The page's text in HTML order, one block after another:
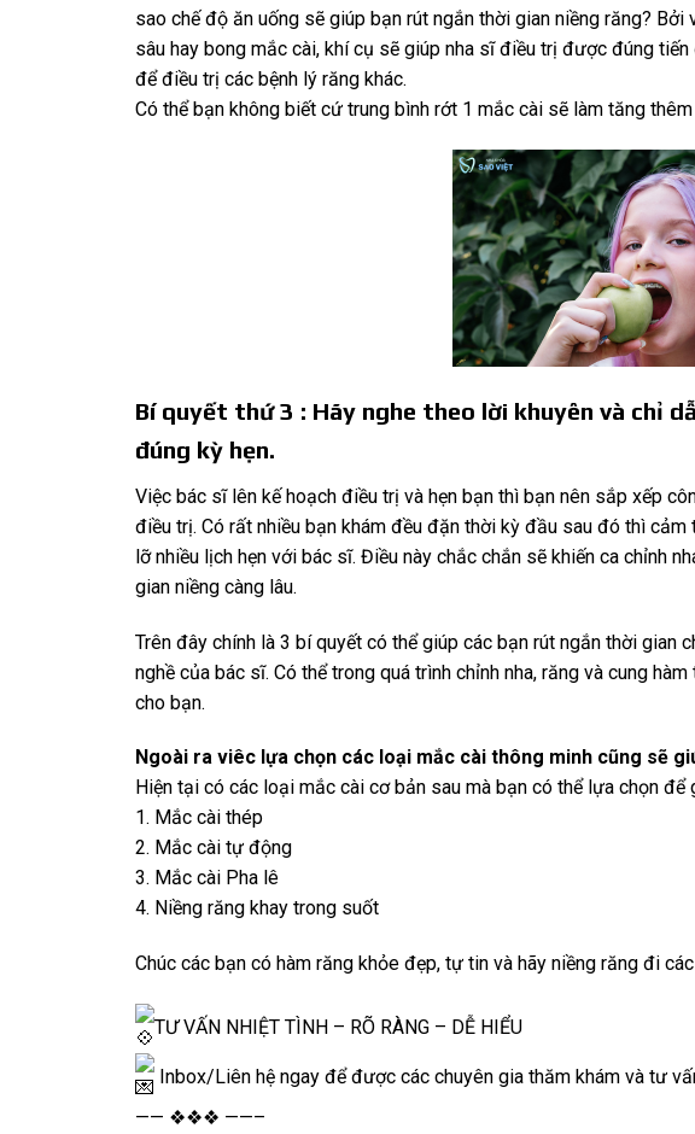
sao chế độ ăn uống sẽ giúp bạn rút ngắn thời gian niềng răng?
sâu hay bong mắc cài, khí cụ sẽ giúp nha sĩ điều trị được đúng
để điều trị các bệnh lý răng khác.
Có thể bạn không biết cứ trung bình rớt 1 mắc cài sẽ làm tăng
Bí quyết thứ 3 : Hãy nghe theo lời khuyên và chỉ
đúng kỳ hẹn.
Việc bác sĩ lên kế hoạch điều trị và hẹn bạn thì bạn nên sắp xếp
điều trị. Có rất nhiều bạn khám đều đặn thời kỳ đầu sau đó thì
lỡ nhiều lịch hẹn với bác sĩ. Điều này chắc chắn sẽ khiến ca chỉnh
gian niềng càng lâu.
Trên đây chính là 3 bí quyết có thể giúp các bạn rút ngắn thời gian
nghề của bác sĩ. Có thể trong quá trình chỉnh nha, răng và cung
cho bạn.
Ngoài ra viêc lựa chọn các loại mắc cài thông minh cũng sẽ
Hiện tại có các loại mắc cài cơ bản sau mà bạn có thể lựa chọn
1. Mắc cài thép
2. Mắc cài tự động
3. Mắc cài Pha lê
4. Niềng răng khay trong suốt
Chúc các bạn có hàm răng khỏe đẹp, tự tin và hãy niềng răng đi
TƯ VẤN NHIỆT TÌNH – RÕ RÀNG – DỄ HIỂU
Inbox/Liên hệ ngay để được các chuyên gia thăm khám và tư
—— ❖❖❖ ——–